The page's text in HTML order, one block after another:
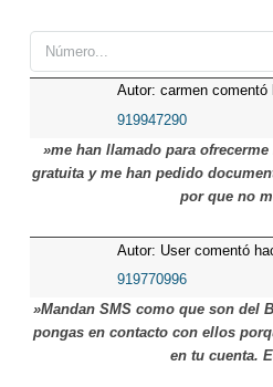
Autor: carmen comentó
919947290
»me han llamado para
gratuita y me han pedido
por que no
Autor: User comentó
919770996
»Mandan SMS como que son del
pongas en contacto con ellos
en tu cuenta.